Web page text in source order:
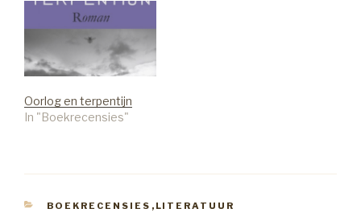
Oorlog en terpentijn
In "Boekrecensies"
CATEGORIEËN
BOEKRECENSIES , LITERATUUR